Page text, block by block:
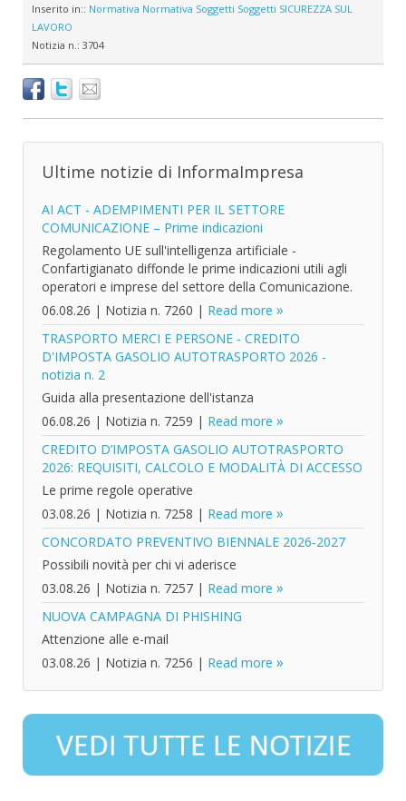
Inserito in:: Normativa Normativa Soggetti Soggetti SICUREZZA SUL
LAVORO
Notizia n.: 3704
Ultime notizie di InformaImpresa
AI ACT - ADEMPIMENTI PER IL SETTORE
COMUNICAZIONE – Prime indicazioni
Regolamento UE sull'intelligenza artificiale -
Confartigianato diffonde le prime indicazioni utili agli
operatori e imprese del settore della Comunicazione.
06.08.26 | Notizia n. 7260 | Read more
TRASPORTO MERCI E PERSONE - CREDITO
D'IMPOSTA GASOLIO AUTOTRASPORTO 2026 -
notizia n. 2
Guida alla presentazione dell'istanza
06.08.26 | Notizia n. 7259 | Read more
CREDITO D’IMPOSTA GASOLIO AUTOTRASPORTO
2026: REQUISITI, CALCOLO E MODALITÀ DI ACCESSO
Le prime regole operative
03.08.26 | Notizia n. 7258 | Read more
CONCORDATO PREVENTIVO BIENNALE 2026-2027
Possibili novità per chi vi aderisce
03.08.26 | Notizia n. 7257 | Read more
NUOVA CAMPAGNA DI PHISHING
Attenzione alle e-mail
03.08.26 | Notizia n. 7256 | Read more